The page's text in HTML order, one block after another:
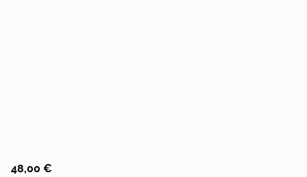
48,00 €